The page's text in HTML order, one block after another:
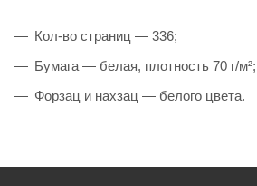
Кол-во страниц — 336;
Бумага — белая, плотность 70 г/м²;
Форзац и нахзац — белого цвета.